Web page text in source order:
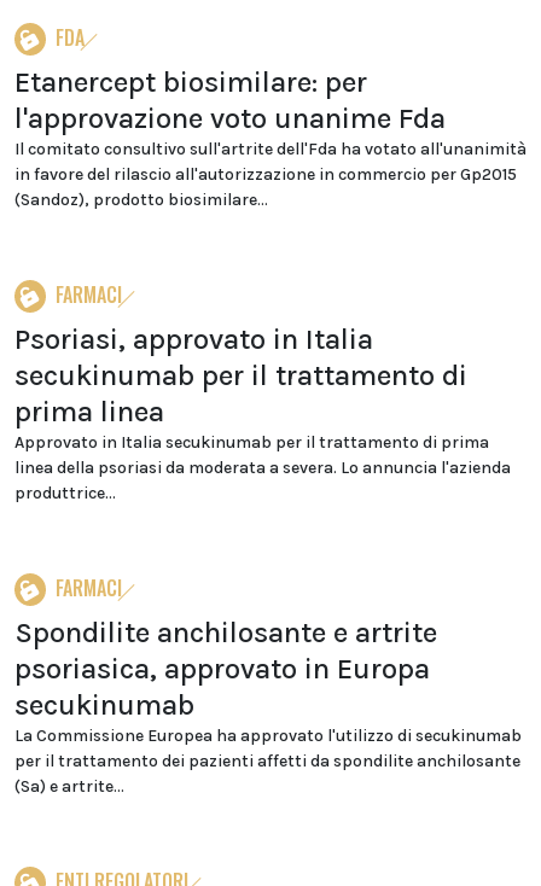
FDA
Etanercept biosimilare: per
l'approvazione voto unanime Fda
Il comitato consultivo sull'artrite dell'Fda ha votato all'unanimità
in favore del rilascio all'autorizzazione in commercio per Gp2015
(Sandoz), prodotto biosimilare...
FARMACI
Psoriasi, approvato in Italia
secukinumab per il trattamento di
prima linea
Approvato in Italia secukinumab per il trattamento di prima
linea della psoriasi da moderata a severa. Lo annuncia l'azienda
produttrice...
FARMACI
Spondilite anchilosante e artrite
psoriasica, approvato in Europa
secukinumab
La Commissione Europea ha approvato l'utilizzo di secukinumab
per il trattamento dei pazienti affetti da spondilite anchilosante
(Sa) e artrite...